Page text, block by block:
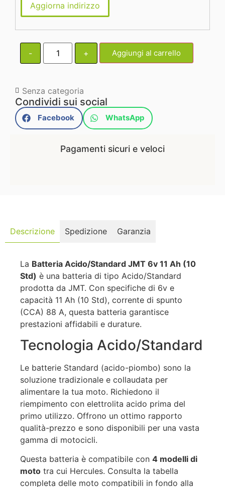
Aggiorna indirizzo
- + Aggiungi al carrello
Senza categoria
Condividi sui social
Facebook WhatsApp
Pagamenti sicuri e veloci
Descrizione Spedizione Garanzia
La Batteria Acido/Standard JMT 6v 11 Ah (10
Std) è una batteria di tipo Acido/Standard
prodotta da JMT. Con specifiche di 6v e
capacità 11 Ah (10 Std), corrente di spunto
(CCA) 88 A, questa batteria garantisce
prestazioni affidabili e durature.
Tecnologia Acido/Standard
Le batterie Standard (acido-piombo) sono la
soluzione tradizionale e collaudata per
alimentare la tua moto. Richiedono il
riempimento con elettrolita acido prima del
primo utilizzo. Offrono un ottimo rapporto
qualità-prezzo e sono disponibili per una vasta
gamma di motocicli.
Questa batteria è compatibile con 4 modelli di
moto tra cui Hercules. Consulta la tabella
completa delle moto compatibili in fondo alla